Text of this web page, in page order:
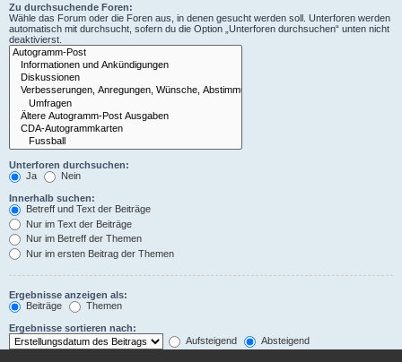
Zu durchsuchende Foren:
Wähle das Forum oder die Foren aus, in denen gesucht werden soll. Unterforen werden
automatisch mit durchsucht, sofern du die Option „Unterforen durchsuchen“ unten nicht
deaktivierst.
Unterforen durchsuchen:
Ja
Nein
Innerhalb suchen:
Betreff und Text der Beiträge
Nur im Text der Beiträge
Nur im Betreff der Themen
Nur im ersten Beitrag der Themen
Ergebnisse anzeigen als:
Beiträge
Themen
Ergebnisse sortieren nach:
Aufsteigend
Absteigend